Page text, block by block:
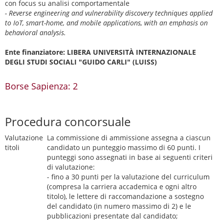
con focus su analisi comportamentale
- Reverse engineering and vulnerability discovery techniques applied
to IoT, smart-home, and mobile applications, with an emphasis on
behavioral analysis.
Ente finanziatore: LIBERA UNIVERSITÀ INTERNAZIONALE
DEGLI STUDI SOCIALI "GUIDO CARLI" (LUISS)
Borse Sapienza: 2
Procedura concorsuale
Valutazione
titoli
La commissione di ammissione assegna a ciascun
candidato un punteggio massimo di 60 punti. I
punteggi sono assegnati in base ai seguenti criteri
di valutazione:
- fino a 30 punti per la valutazione del curriculum
(compresa la carriera accademica e ogni altro
titolo), le lettere di raccomandazione a sostegno
del candidato (in numero massimo di 2) e le
pubblicazioni presentate dal candidato;